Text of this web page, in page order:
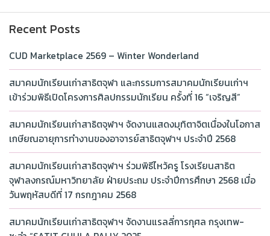
Recent Posts
CUD Marketplace 2569 – Winter Wonderland
สมาคมนักเรียนเก่าสาธิตจุฬา และกรรมการสมาคมนักเรียนเก่าฯ
เข้าร่วมพิธีเปิดโครงการศิลปกรรมนักเรียน ครั้งที่ 16 “เจริญสี”
สมาคมนักเรียนเก่าสาธิตจุฬาฯ จัดงานแสดงมุทิตาจิตเนื่องในโอกาส
เกษียณอายุการทำงานของอาจารย์สาธิตจุฬาฯ ประจำปี 2568
สมาคมนักเรียนเก่าสาธิตจุฬาฯ ร่วมพิธีไหว้ครู โรงเรียนสาธิต
จุฬาลงกรณ์มหาวิทยาลัย ฝ่ายประถม ประจำปีการศึกษา 2568 เมื่อ
วันพฤหัสบดีที่ 17 กรกฎาคม 2568
สมาคมนักเรียนเก่าสาธิตจุฬาฯ จัดงานแรลลี่การกุศล กรุงเทพ-